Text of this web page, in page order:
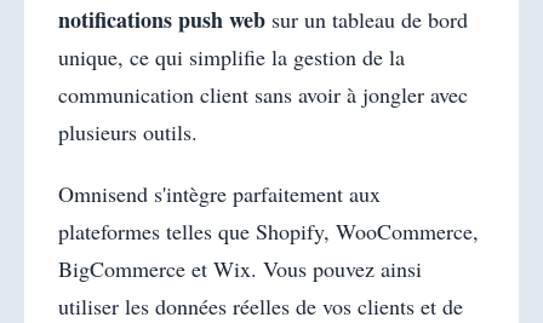
notifications push web sur un tableau de bord
unique, ce qui simplifie la gestion de la
communication client sans avoir à jongler avec
plusieurs outils.
Omnisend s'intègre parfaitement aux
plateformes telles que Shopify, WooCommerce,
BigCommerce et Wix. Vous pouvez ainsi
utiliser les données réelles de vos clients et de